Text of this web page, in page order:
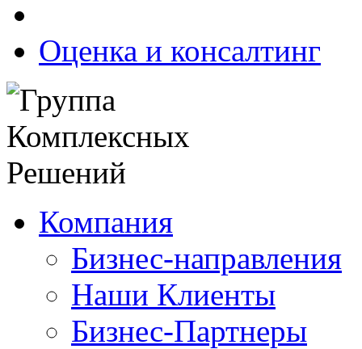
Оценка и консалтинг
Компания
Бизнес-направления
Наши Клиенты
Бизнес-Партнеры